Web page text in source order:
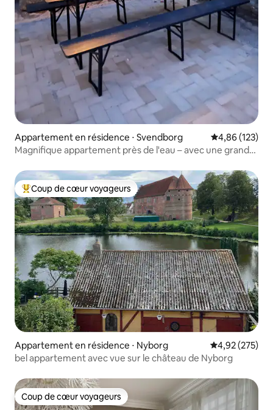
Appartement en résidence ⋅ Svendborg Évaluation
4,86 (123)
Magnifique appartement près de l'eau – avec une grande
Coups de cœur voyageurs les plus appréciés
Coup de cœur voyageurs
Appartement en résidence ⋅ Nyborg Évaluation
4,92 (275)
bel appartement avec vue sur le château de Nyborg
Coup de cœur voyageurs
Coup de cœur voyageurs